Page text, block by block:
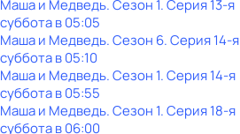
Маша и Медведь. Сезон 1. Серия 13-я
субботав05:05
Маша и Медведь. Сезон 6. Серия 14-я
субботав05:10
Маша и Медведь. Сезон 1. Серия 14-я
субботав05:55
Маша и Медведь. Сезон 1. Серия 18-я
субботав06:00